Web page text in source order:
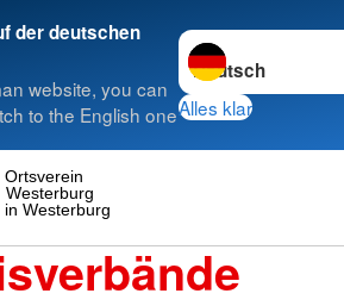
der deutschen
website, you can
to the English one
Sprache wechseln
Alles klar
in Westerburg
Westerburg
Ortsverein